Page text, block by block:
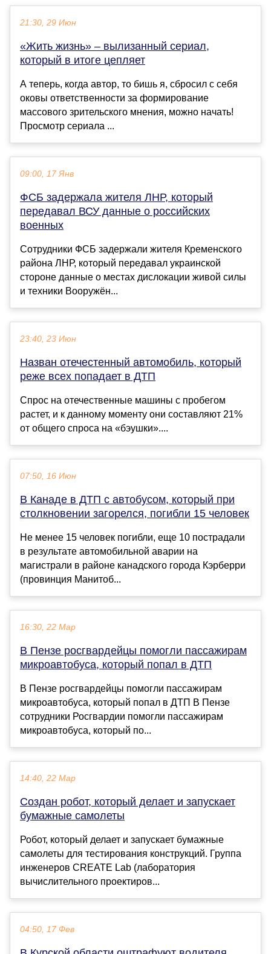
21:30, 29 Июн
«Жить жизнь» – вылизанный сериал,
который в итоге цепляет
А теперь, когда автор, то бишь я, сбросил с себя
оковы ответственности за формирование
массового зрительского мнения, можно начать!
Просмотр сериала ...
09:00, 17 Янв
ФСБ задержала жителя ЛНР, который
передавал ВСУ данные о российских
военных
Сотрудники ФСБ задержали жителя Кременского
района ЛНР, который передавал украинской
стороне данные о местах дислокации живой силы
и техники Вооружён...
23:40, 23 Июн
Назван отечестенный автомобиль, который
реже всех попадает в ДТП
Спрос на отечественные машины с пробегом
растет, и к данному моменту они составляют 21%
от общего спроса на «бэушки»....
07:50, 16 Июн
В Канаде в ДТП с автобусом, который при
столкновении загорелся, погибли 15 человек
Не менее 15 человек погибли, еще 10 пострадали
в результате автомобильной аварии на
магистрали в районе канадского города Кэрберри
(провинция Манитоб...
16:30, 22 Мар
В Пензе росгвардейцы помогли пассажирам
микроавтобуса, который попал в ДТП
В Пензе росгвардейцы помогли пассажирам
микроавтобуса, который попал в ДТП В Пензе
сотрудники Росгвардии помогли пассажирам
микроавтобуса, который по...
14:40, 22 Мар
Создан робот, который делает и запускает
бумажные самолеты
Робот, который делает и запускает бумажные
самолеты для тестирования конструкций. Группа
инженеров CREATE Lab (лаборатория
вычислительного проектиров...
04:50, 17 Фев